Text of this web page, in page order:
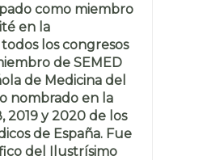
como miembro
en la
los congresos
de SEMED
de Medicina del
nombrado en la
2019 y 2020 de los
de España. Fue
del Ilustrísimo